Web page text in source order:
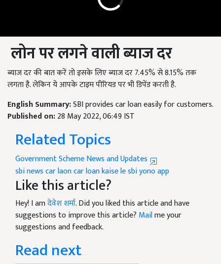
लोन पर लगने वाली ब्याज दर
ब्याज दर की बात करें तो इसके लिए ब्याज दर7.45%से8.15%तक
लगता है. लेकिन ये आपके टाइम पीरियड पर भी डिपेंड करती है.
English Summary:SBI provides car loan easily for customers.
Published on:28 May 2022, 06:49 IST
Related Topics
Government Scheme News and Updates
sbi newscar laoncar loan kaise lesbi yono app
Like this article?
Hey! I amदेवेश शर्मा. Did you liked this article and have
suggestions to improve this article? Mailme your
suggestions and feedback.
Read next